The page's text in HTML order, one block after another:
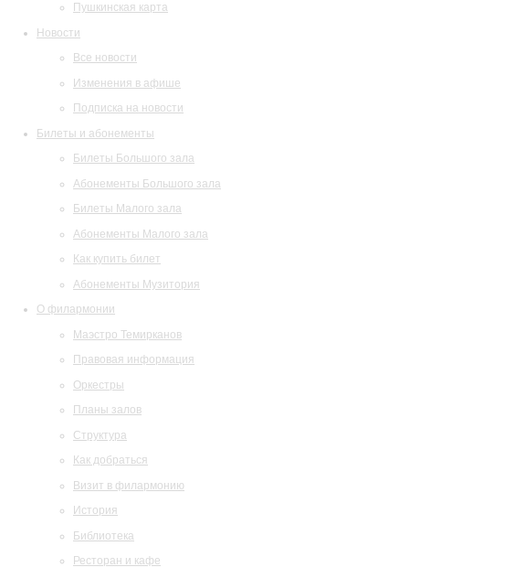
Пушкинская карта
Новости
Все новости
Изменения в афише
Подписка на новости
Билеты и абонементы
Билеты Большого зала
Абонементы Большого зала
Билеты Малого зала
Абонементы Малого зала
Как купить билет
Абонементы Музитория
О филармонии
Маэстро Темирканов
Правовая информация
Оркестры
Планы залов
Структура
Как добраться
Визит в филармонию
История
Библиотека
Ресторан и кафе